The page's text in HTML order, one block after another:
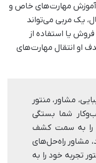
مهارت‌های خاص و
یک مربی می‌تواند
یا استفاده از
او انتقال مهارت‌های
مشاور، منتور
شما بستگی
را به سمت کشف
مشاور راه‌حل‌های
تجربه خود را به